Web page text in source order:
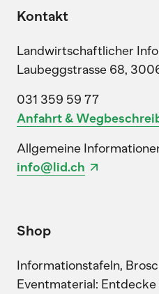
Kontakt
Landwirtschaftlicher
Laubeggstrasse 68,
031 359 59 77
Anfahrt &
Allgemeine
info@lid.ch
Shop
Informationstafeln,
Eventmaterial: